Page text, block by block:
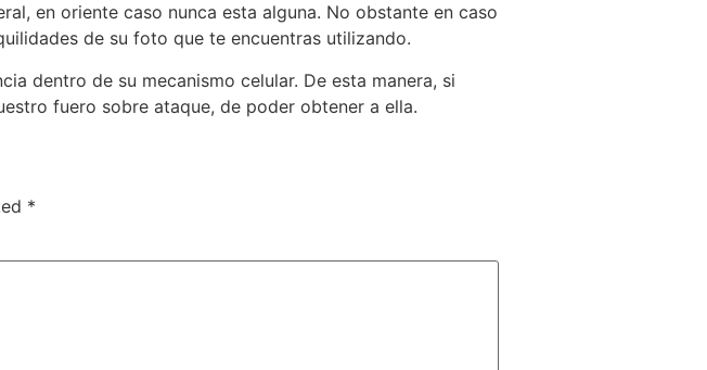
en oriente caso nunca esta alguna. No obstante en caso
de su foto que te encuentras utilizando.
dentro de su mecanismo celular. De esta manera, si
fuero sobre ataque, de poder obtener a ella.
*